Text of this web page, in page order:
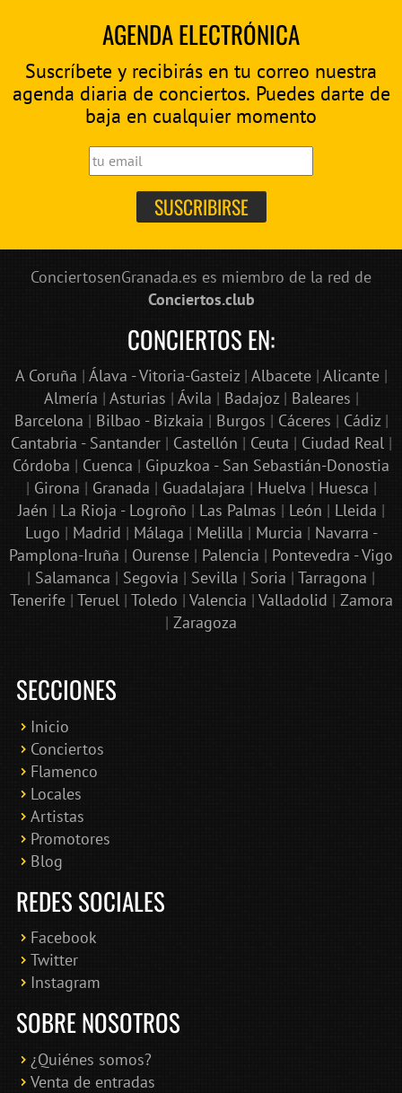
AGENDA ELECTRÓNICA
Suscríbete y recibirás en tu correo nuestra
agenda diaria de conciertos. Puedes darte de
baja en cualquier momento
ConciertosenGranada.es es miembro de la red de
Conciertos.club
CONCIERTOS EN:
A Coruña | Álava - Vitoria-Gasteiz| Albacete| Alicante|
Almería | Asturias | Ávila | Badajoz| Baleares |
Barcelona | Bilbao - Bizkaia | Burgos | Cáceres | Cádiz|
Cantabria - Santander| Castellón | Ceuta | Ciudad Real|
Córdoba | Cuenca | Gipuzkoa - San Sebastián-Donostia
| Girona | Granada | Guadalajara | Huelva | Huesca |
Jaén | La Rioja - Logroño | Las Palmas | León | Lleida |
Lugo | Madrid | Málaga | Melilla | Murcia | Navarra -
Pamplona-Iruña | Ourense | Palencia | Pontevedra - Vigo
| Salamanca | Segovia | Sevilla | Soria | Tarragona |
Tenerife| Teruel| Toledo | Valencia | Valladolid | Zamora
| Zaragoza
SECCIONES
Inicio
Conciertos
Flamenco
Locales
Artistas
Promotores
Blog
REDES SOCIALES
Facebook
Twitter
Instagram
SOBRE NOSOTROS
¿Quiénes somos?
Venta de entradas